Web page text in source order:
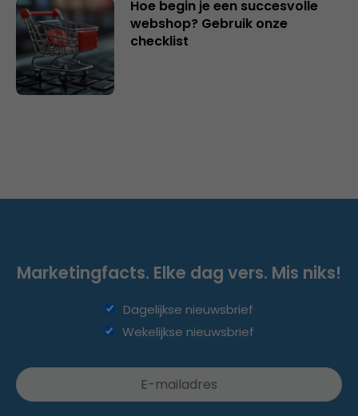
Hoe begin je een succesvolle
webshop? Gebruik onze
checklist
Marketingfacts. Elke dag vers. Mis niks!
Dagelijkse nieuwsbrief
Wekelijkse nieuwsbrief